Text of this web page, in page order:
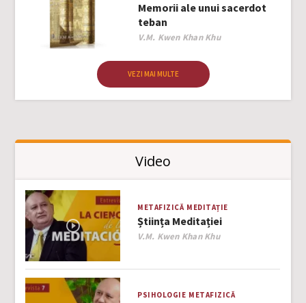
Memorii ale unui sacerdot
teban
Author
V.M. Kwen Khan Khu
VEZI MAI MULTE
Video
METAFIZICĂ MEDITAȚIE
Știința Meditației
Author
V.M. Kwen Khan Khu
PSIHOLOGIE METAFIZICĂ